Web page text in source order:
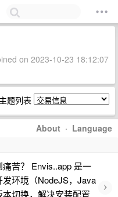
on 2023-10-23 18:12:07
题列表
About · Language
苦？ Envis..app 是一
环境（NodeJS，Java
切换，解决安装配置
›